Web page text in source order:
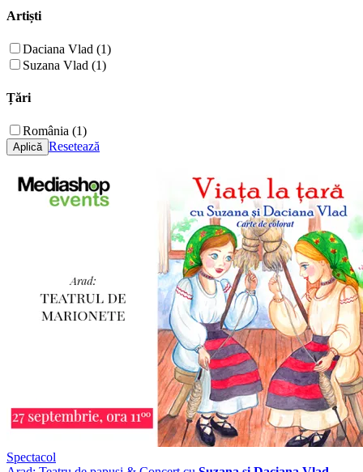
Artiști
Daciana Vlad (1)
Suzana Vlad (1)
Țări
România (1)
Resetează
Spectacol